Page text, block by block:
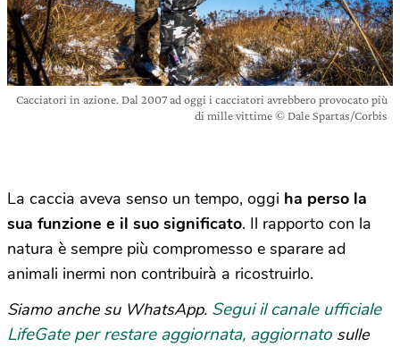
Cacciatori in azione. Dal 2007 ad oggi i cacciatori avrebbero provocato più
di mille vittime © Dale Spartas/Corbis
La caccia aveva senso un tempo, oggi ha perso la
sua funzione e il suo significato. Il rapporto con la
natura è sempre più compromesso e sparare ad
animali inermi non contribuirà a ricostruirlo.
Siamo anche su WhatsApp. Segui il canale ufficiale
LifeGate per restare aggiornata, aggiornato sulle